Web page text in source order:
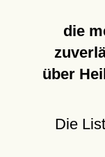
die
über
Die